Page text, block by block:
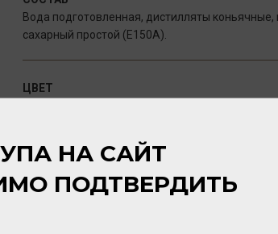
Вода подготовленная, дистилляты
сахарный простой (Е150А).
ЦВЕТ
АРОМАТ
Соблазнительный аромат с нотами цветов
липы и сухоцвета.
НА САЙТ
ПОДТВЕРДИТЬ